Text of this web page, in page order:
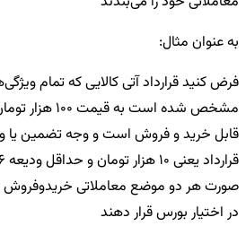
به عنوان مثال:
فرض کنید قرارداد آتی کالایی که تمام
مشخص شده است به
در اختیار بورس قرار دهند